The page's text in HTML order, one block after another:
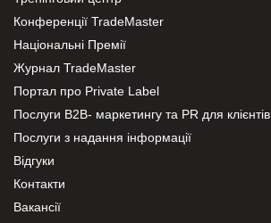
Конференції TradeMaster
Національні Премії
Журнал TradeMaster
Портал про Private Label
Послуги В2В- маркетингу та PR для клієнтів
Послуги з надання інформації
Відгуки
Контакти
Вакансії